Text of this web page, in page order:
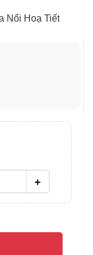
Nổi Hoạ Tiết
+